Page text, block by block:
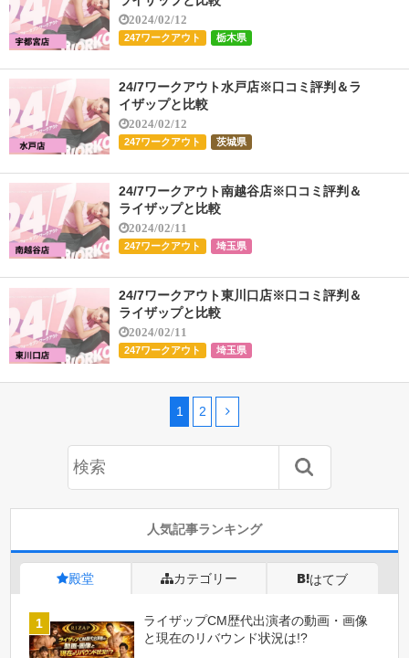
2024/02/12
247ワークアウト 栃木県
24/7ワークアウト水戸店※口コミ評判＆ラ
イザップと比較
2024/02/12
247ワークアウト 茨城県
24/7ワークアウト南越谷店※口コミ評判＆
ライザップと比較
2024/02/11
247ワークアウト 埼玉県
24/7ワークアウト東川口店※口コミ評判＆
ライザップと比較
2024/02/11
247ワークアウト 埼玉県
1 2
人気記事ランキング
殿堂 カテゴリー はてブ
ライザップCM歴代出演者の動画・画像
と現在のリバウンド状況は!?